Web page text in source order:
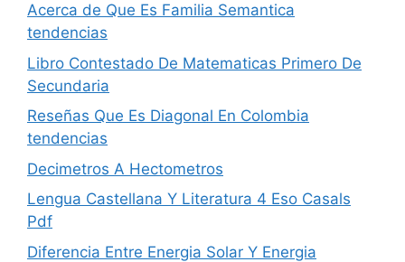
Acerca de Que Es Familia Semantica
tendencias
Libro Contestado De Matematicas Primero De
Secundaria
Reseñas Que Es Diagonal En Colombia
tendencias
Decimetros A Hectometros
Lengua Castellana Y Literatura 4 Eso Casals
Pdf
Diferencia Entre Energia Solar Y Energia